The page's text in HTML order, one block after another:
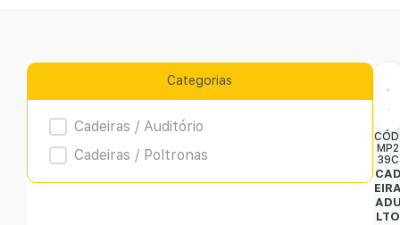
Categorias
Product Archive
Cadeiras / Auditório
Cadeiras / Poltronas
MP2
39C
LTO